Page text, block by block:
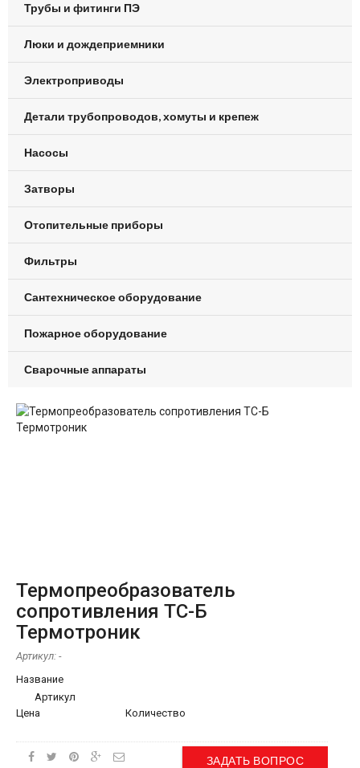
Трубы и фитинги ПЭ
Люки и дождеприемники
Электроприводы
Детали трубопроводов, хомуты и крепеж
Насосы
Затворы
Отопительные приборы
Фильтры
Сантехническое оборудование
Пожарное оборудование
Сварочные аппараты
Термопреобразователь
сопротивления ТС-Б
Термотроник
Артикул: -
Название
Артикул
Цена
Количество
ЗАДАТЬ ВОПРОС